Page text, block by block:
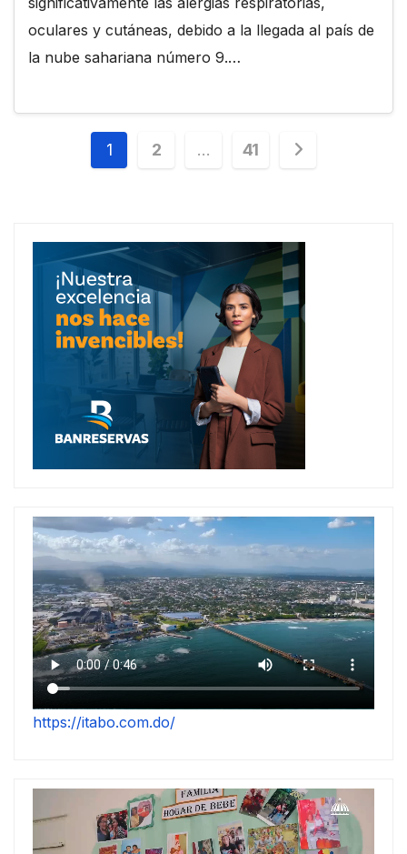
oculares y cutáneas, debido a la llegada al país de
la nube sahariana número 9.…
Paginación
1 2 … 41
https://itabo.com.do/